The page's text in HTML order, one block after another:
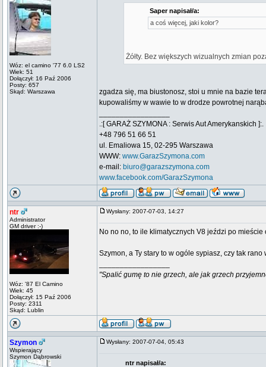
Wóz: el camino '77 6.0 LS2
Wiek: 51
Dołączył: 16 Paź 2006
Posty: 657
Skąd: Warszawa
Saper napisał/a:
a coś więcej, jaki kolor?
Żółty. Bez większych wizualnych zmian
zgadza się, ma biustonosz, stoi u mnie na bazie
kupowaliśmy w wawie to w drodze powrotnej
.:[ GARAŻ SZYMONA : Serwis Aut Amerykanskich ]:.
+48 796 51 66 51
ul. Emaliowa 15, 02-295 Warszawa
WWW: www.GarazSzymona.com
e-mail: biuro@garazszymona.com
www.facebook.com/GarazSzymona
ntr
Administrator
GM driver :-)
Wóz: '87 El Camino
Wiek: 45
Dołączył: 15 Paź 2006
Posty: 2311
Skąd: Lublin
Wysłany: 2007-07-03, 14:27
No no no, to ile klimatycznych V8 jeździ po
Szymon, a Ty stary to w ogóle sypiasz, czy tak
"Spalić gumę to nie grzech, ale jak grzech
Szymon
Wspierający
Szymon Dąbrowski
Wysłany: 2007-07-04, 05:43
ntr napisał/a: